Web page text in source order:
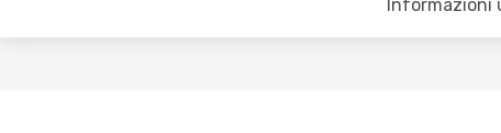
Informazioni